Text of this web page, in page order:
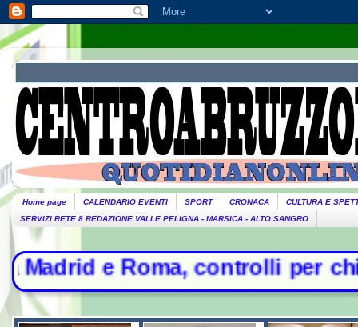
Home page CALENDARIO EVENTI SPORT CRONACA
CULTURA E
SERVIZI RETE 8 REDAZIONE VALLE PELIGNA - MARSICA - ALTO SANGRO
controlli per chi